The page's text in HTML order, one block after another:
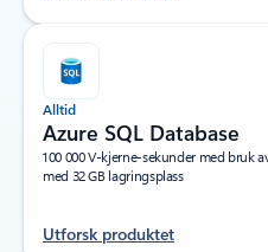
Alltid
Azure SQL Database
100 000 V-kjerne-sekunder med bruk
med 32 GB lagringsplass
Utforsk produktet